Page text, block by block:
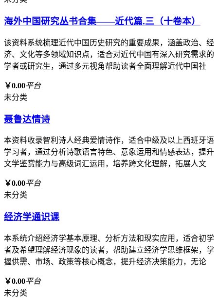
海外中国研究丛书合集——近代篇.三（十卷本）
该资料系统梳理近代中国历史研究的重要成果，涵盖政治、经
济、文化等多领域知识点，适合对近代中国有深入研究需求的
学者或研究生，通过多元视角帮助读者全面理解近代中国社
￥0.00平台
未分类
聂鲁达情诗
本资料收录智利诗人经典爱情诗作，适合中级及以上西班牙语
学习者，通过分析诗歌语言特色、意象运用和情感表达，提升
文学鉴赏能力与高级词汇运用，培养跨文化理解，拓展人文
￥0.00平台
未分类
经济学通识课
本系统介绍经济学基本原理、分析方法和现实应用，适合初学
者及希望理解经济现象的读者，帮助建立经济学思维框架，掌
握供需、市场、政策等核心概念，提升经济决策能力，无论
￥0.00平台
未分类